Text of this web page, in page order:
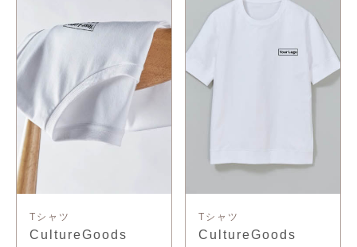
Tシャツ
CultureGoods
Tシャツ
CultureGoods